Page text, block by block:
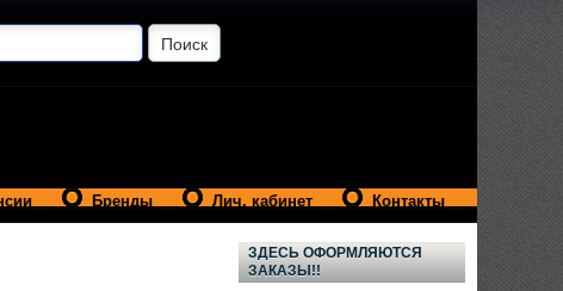
Бренды Лич. кабинет Контакты
ЗДЕСЬ ОФОРМЛЯЮТСЯ
ЗАКАЗЫ!!